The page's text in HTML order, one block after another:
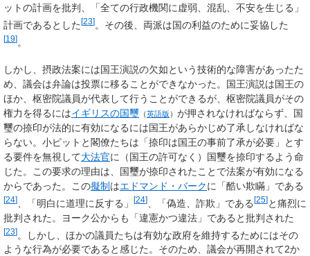
ットの計画を批判、「全ての行政機関に虚弱、混乱、不安を生じる」
計画であるとした [23] 。その後、両派は国の利益のために妥協した
[19]。
しかし、摂政法案には国王演説の欠如という技術的な障害があったた
め、議会は弁論は投票に移ることができなかった。国王演説は国王の
ほか、枢密院議員が代表して行うことができるが、枢密院議員がその
権力を得るにはイギリスの国璽 （英語版 ） が押されなければならず、国
璽の捺印が法的に有効になるには国王があらかじめ了承しなければな
らない。小ピットと閣僚たちは「捺印は国王の事前了承が必要」とす
る要件を無視して大法官に（国王の許可なく）国璽を捺印するよう命
じた。この要求の理由は、国璽が捺印されたことで法案が有効になる
からであった。この擬制 はエドマンド・バークに「酷い欺瞞」である
[24] 、「明白に道理に反する」 [24] 、「偽造、詐欺」である [25] と痛烈に
批判された。ヨーク公からも「違憲かつ違法」であると批判された
[23]。しかし、ほかの議員たちは有効な政府を維持するためにはその
ような行為が必要であると感じた。そのため、議会が再開されて2か